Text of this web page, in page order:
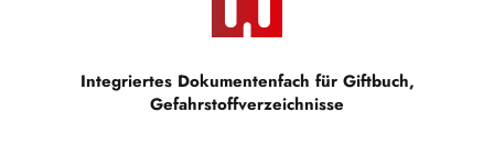
Integriertes Dokumentenfach für Giftbuch,
Gefahrstoffverzeichnisse